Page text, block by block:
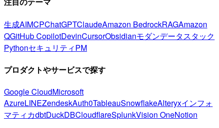
生成AIMCPChatGPTClaudeAmazon BedrockRAGAmazon
QGitHub CopilotDevinCursorObsidianモダンデータスタック
PythonセキュリティPM
プロダクトやサービスで探す
Google CloudMicrosoft
AzureLINEZendeskAuth0TableauSnowflakeAlteryxインフォ
マティカdbtDuckDBCloudflareSplunkVision OneNotion